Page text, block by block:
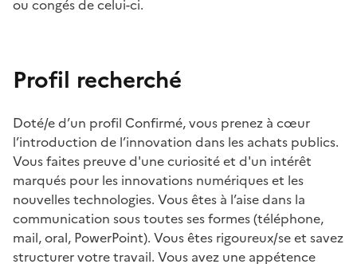
ou congés de celui-ci.
Profil recherché
Doté/e d’un profil Confirmé, vous prenez à cœur
l’introduction de l’innovation dans les achats publics.
Vous faites preuve d'une curiosité et d'un intérêt
marqués pour les innovations numériques et les
nouvelles technologies. Vous êtes à l’aise dans la
communication sous toutes ses formes (téléphone,
mail, oral, PowerPoint). Vous êtes rigoureux/se et savez
structurer votre travail. Vous avez une appétence